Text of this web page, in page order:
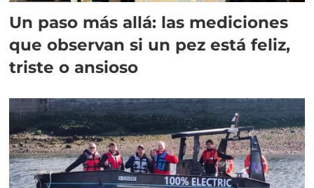
Un paso más allá: las mediciones
que observan si un pez está feliz,
triste o ansioso